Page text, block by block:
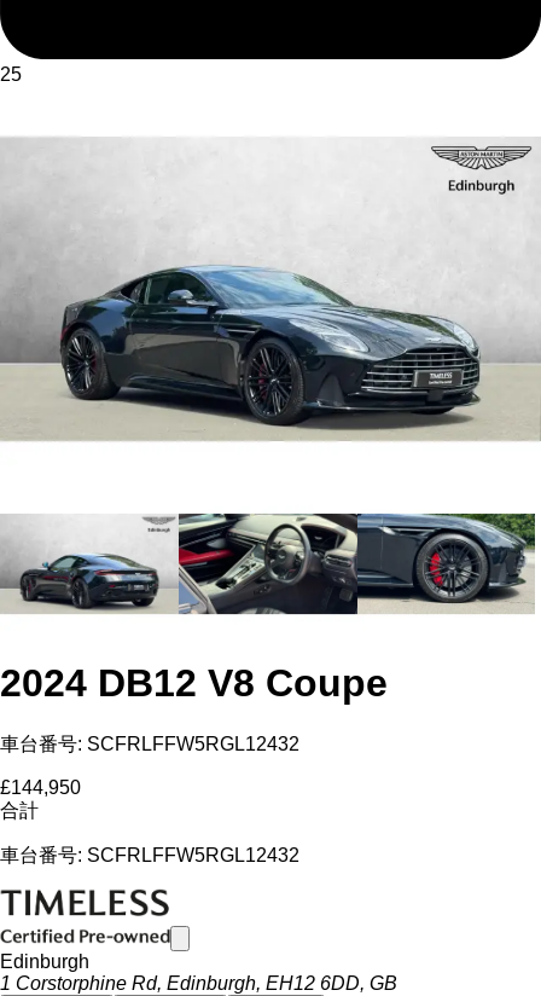
25
2024 DB12 V8 Coupe
車台番号: SCFRLFFW5RGL12432
£144,950
合計
車台番号: SCFRLFFW5RGL12432
Edinburgh
1 Corstorphine Rd, Edinburgh, EH12 6DD, GB